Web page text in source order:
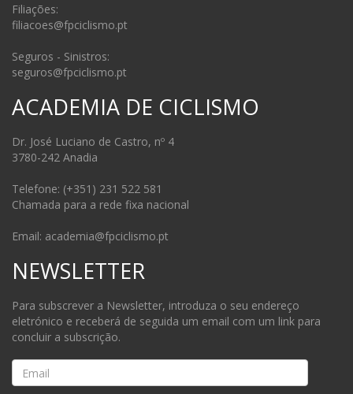
Filiações:
filiacoes@fpciclismo.pt
Seguros - Sinistros:
seguros@fpciclismo.pt
ACADEMIA DE CICLISMO
Dr. José Luciano de Castro, nº 4
3780-242 Anadia
Telefone: (+351) 231 522 581
Chamada para a rede fixa nacional
Email: academia@fpciclismo.pt
NEWSLETTER
Para subscrever a Newsletter, introduza o seu endereço
eletrónico e receberá de seguida um email com um link para
concluir a subscrição.
Email